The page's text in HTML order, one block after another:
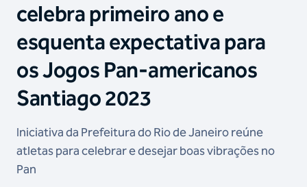
celebra primeiro ano e
esquenta expectativa para
os Jogos Pan-americanos
Santiago 2023
Iniciativa da Prefeitura do Rio de Janeiro reúne
atletas para celebrar e desejar boas vibrações no
Pan